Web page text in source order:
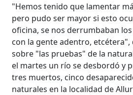
"Hemos tenido que lamentar
pero pudo ser mayor si esto
oficina, se nos derrumbaban
con la gente adentro, etcétera",
sobre "las pruebas" de la
el martes un río se desbordó y
tres muertos, cinco
naturales en la localidad de